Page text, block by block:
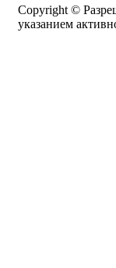
Copyright ©
указанием